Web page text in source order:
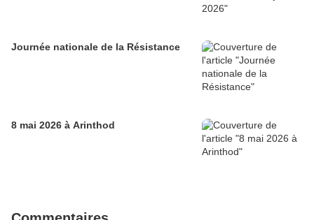
Journée nationale de la Résistance
8 mai 2026 à Arinthod